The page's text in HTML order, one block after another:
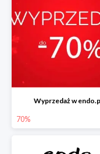
Wyprzedaż w
70%